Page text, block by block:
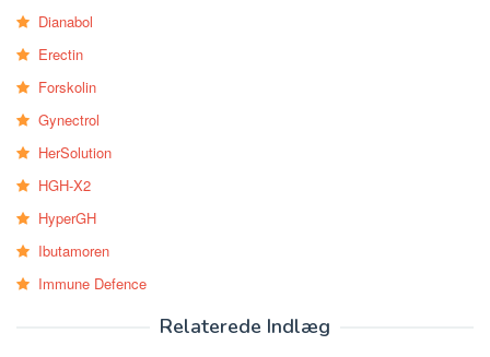
Dianabol
Erectin
Forskolin
Gynectrol
HerSolution
HGH-X2
HyperGH
Ibutamoren
Immune Defence
Relaterede Indlæg